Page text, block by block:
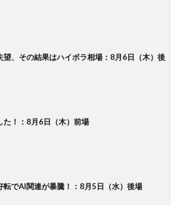
望、その結果はハイボラ相場：8月6日（木）後
た！：8月6日（木）前場
転でAI関連が暴騰！：8月5日（水）後場